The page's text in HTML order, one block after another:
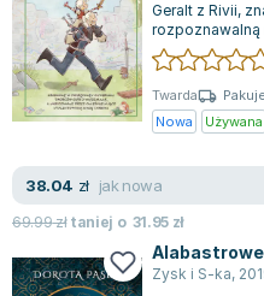
Geralt z Rivii,
rozpoznawalną
który z
Twarda
Nowa
Używana
38.04 zł jak nowa
69.99złtaniej o 31.95 zł
Alabastrowe
Zysk i S-ka,